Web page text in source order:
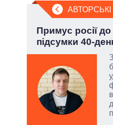
Примус росії
підсумки 40-